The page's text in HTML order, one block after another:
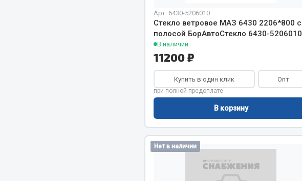
Ось передняя
Тормозная система
Электрооборудование
Весь раздел
Подшипники
Весь раздел
Арт. 6430-5206010
Стекло ветровое МАЗ 6430 2206*800 с
полосой БорАвтоСтекло 6430-5206010
В наличии
11200 ₽
Купить в один клик Опт
при полной предоплате
В корзину
Нет в наличии